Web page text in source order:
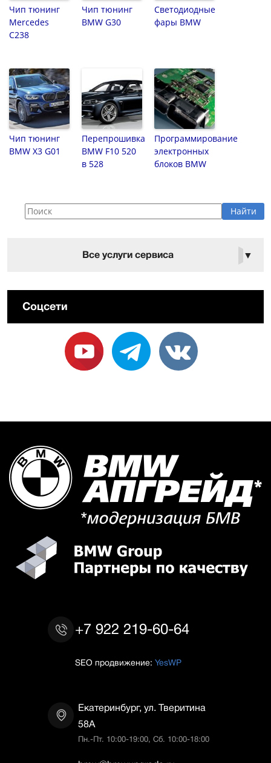
Чип тюнинг
Mercedes
C238
Чип тюнинг
BMW G30
Светодиодные
фары BMW
Чип тюнинг
BMW X3 G01
Перепрошивка
BMW F10 520
в 528
Программирование
электронных
блоков BMW
Все услуги сервиса ▼
Соцсети
+7 922 219-60-64
SEO продвижение: YesWP
Екатеринбург, ул. Тверитина
58А
Пн.-Пт. 10:00-19:00, Сб. 10:00-18:00